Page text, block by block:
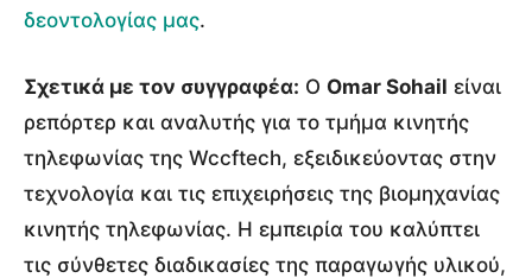
δεοντολογίας μας.
Σχετικά με τον συγγραφέα: Ο Omar Sohail είναι
ρεπόρτερ και αναλυτής για το τμήμα κινητής
τηλεφωνίας της Wccftech, εξειδικεύοντας στην
τεχνολογία και τις επιχειρήσεις της βιομηχανίας
κινητής τηλεφωνίας. Η εμπειρία του καλύπτει
τις σύνθετες διαδικασίες της παραγωγής υλικού,